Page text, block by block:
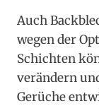
Auch
wegen der
Schichten
verändern
Gerüche